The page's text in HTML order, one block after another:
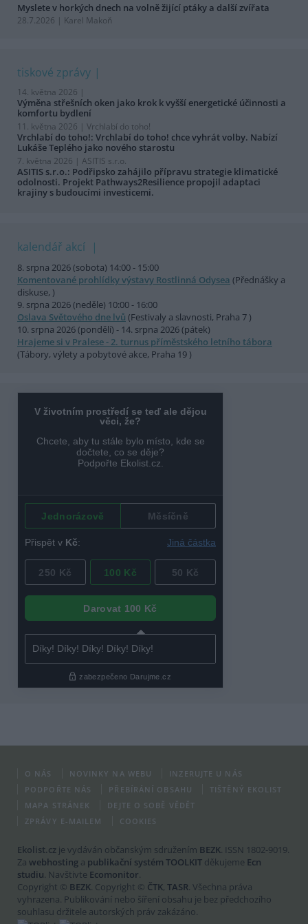
Myslete v horkých dnech na volně žijící ptáky a další zvířata
28.7.2026 | Karel Makoň
tiskové zprávy
14. května 2026 |
Výměna střešních oken jako krok k vyšší energetické účinnosti a
komfortu bydlení
11. května 2026 | Vrchlabí do toho!
Vrchlabí do toho!: Vrchlabí do toho! chce vyhrát volby. Nabízí
Lukáše Teplého jako nového starostu
7. května 2026 | ASITIS s.r.o.
ASITIS s.r.o.: Podřipsko zahájilo přípravu strategie klimatické
odolnosti. Projekt Pathways2Resilience propojil adaptaci
krajiny s budoucími investicemi.
kalendář akcí
8. srpna 2026 (sobota) 14:00 - 15:00
Komentované prohlídky výstavy Rostlinná Odysea (Přednášky a
diskuse, )
9. srpna 2026 (neděle) 10:00 - 16:00
Oslava Světového dne lvů (Festivaly a slavnosti, Praha 7 )
10. srpna 2026 (pondělí) - 14. srpna 2026 (pátek)
Hrajeme si v Pralese - 2. turnus příměstského letního tábora
(Tábory, výlety a pobytové akce, Praha 19 )
O NÁS NOVINKY NA WEBU
INZERUJTE U NÁS
PODPOŘTE NÁS
PŘEBÍRÁNÍ OBSAHU
TIŠTĚNÝ EKOLIST
MAPA STRÁNEK
DEJTE O SOBĚ VĚDĚT
ZPRÁVY E-MAILEM
COOKIES
Ekolist.cz je vydáván občanským sdružením BEZK. ISSN 1802-9019.
Za webhosting a publikační systém TOOLKIT děkujeme Ecn
studiu. Navštivte Ecomonitor.
Copyright © BEZK. Copyright © ČTK, TASR. Všechna práva
vyhrazena. Publikování nebo šíření obsahu je bez předchozího
souhlasu držitele autorských práv zakázáno.